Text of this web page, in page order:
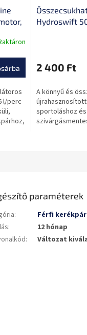
l/perc
Hydroswift
könnyű
2 400 Ft
A könnyű és
sportoláshoz
paraméterek
:
Férfi
:
12 hónap
: Változat